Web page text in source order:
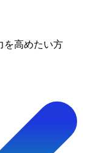
を高めたい方